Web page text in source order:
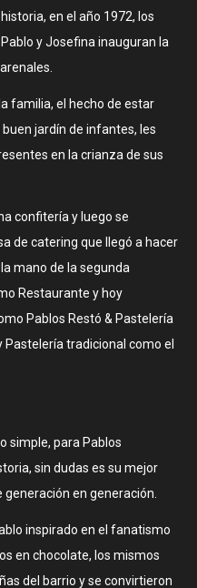
en el año 1972, los
y Josefina inauguran la
familia, el hecho de estar
jardín de infantes, les
en la crianza de sus
confitería y luego se
de catering que llegó a hacer
mano de la segunda
Restaurante y hoy
Pablos Restó & Pastelería
tradicional como el
simple, para Pablos
sin dudas es su mejor
en generación.
inspirado en el fanatismo
en chocolate, los mismos
del barrio y se convirtieron